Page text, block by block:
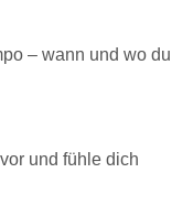
– wann und wo du
und fühle dich